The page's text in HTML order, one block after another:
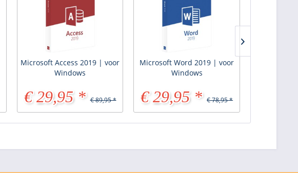
Microsoft Access 2019 | voor
Windows
€ 29,95 * € 89,95 *
Microsoft Word 2019 | voor
Windows
€ 29,95 * € 78,95 *